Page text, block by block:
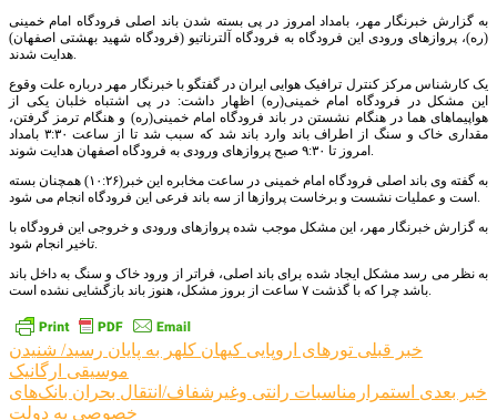
به گزارش خبرنگار مهر، بامداد امروز در پی بسته شدن باند اصلی فرودگاه امام خمینی
(ره)، پروازهای ورودی این فرودگاه به فرودگاه آلترناتیو (فرودگاه شهید بهشتی اصفهان)
هدایت شدند.
یک کارشناس مرکز کنترل ترافیک هوایی ایران در گفتگو با خبرنگار مهر درباره علت وقوع
این مشکل در فرودگاه امام خمینی(ره) اظهار داشت: در پی اشتباه خلبان یکی از
هواپیماهای هما در هنگام نشستن در باند فرودگاه امام خمینی(ره) و هنگام ترمز گرفتن،
مقداری خاک و سنگ از اطراف باند وارد باند شد که سبب شد تا از ساعت ۳:۳۰ بامداد
امروز تا ۹:۳۰ صبح پروازهای ورودی به فرودگاه اصفهان هدایت شوند.
به گفته وی باند اصلی فرودگاه امام خمینی در ساعت مخابره این خبر(۱۰:۲۶) همچنان بسته
است و عملیات نشست و برخاست پروازها از سه باند فرعی این فرودگاه انجام می شود.
به گزارش خبرنگار مهر، این مشکل موجب شده پروازهای ورودی و خروجی این فرودگاه با
تاخیر انجام شود.
به نظر می رسد مشکل ایجاد شده برای باند اصلی، فراتر از ورود خاک و سنگ به داخل باند
باشد چرا که با گذشت ۷ ساعت از بروز مشکل، هنوز باند بازگشایی نشده است.
راهبری
نوشته
خبر قبلی تورهای اروپایی کیهان کلهر به پایان رسید/ شنیدن
موسیقی ارگانیک
خبر بعدی استمرارمناسبات رانتی وغیرشفاف/انتقال بحران بانک‌های
خصوصی به دولت